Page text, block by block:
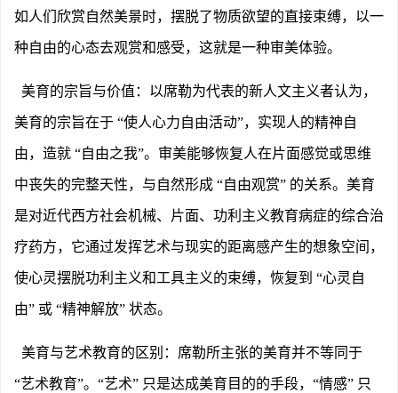
如人们欣赏自然美景时，摆脱了物质欲望的直接束缚，以一
种自由的心态去观赏和感受，这就是一种审美体验。
美育的宗旨与价值：以席勒为代表的新人文主义者认为，
美育的宗旨在于 “使人心力自由活动”，实现人的精神自
由，造就 “自由之我”。审美能够恢复人在片面感觉或思维
中丧失的完整天性，与自然形成 “自由观赏” 的关系。美育
是对近代西方社会机械、片面、功利主义教育病症的综合治
疗药方，它通过发挥艺术与现实的距离感产生的想象空间，
使心灵摆脱功利主义和工具主义的束缚，恢复到 “心灵自
由” 或 “精神解放” 状态。
美育与艺术教育的区别：席勒所主张的美育并不等同于
“艺术教育”。“艺术” 只是达成美育目的的手段，“情感” 只